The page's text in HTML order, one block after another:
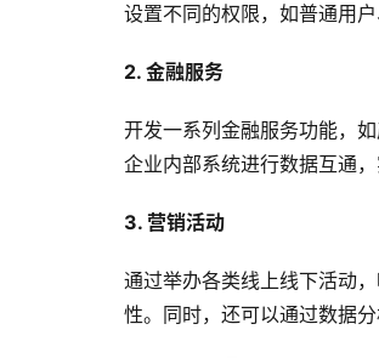
设置不同的权限，如普通用
2. 金融服务
开发一系列金融服务功能，
企业内部系统进行数据互通
3. 营销活动
通过举办各类线上线下活动
性。同时，还可以通过数据